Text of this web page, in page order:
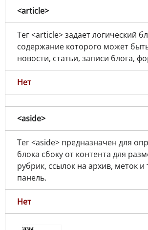
<article>
Тег <article> задает логический
содержание которого может
новости, статьи, записи блога,
Нет
<aside>
Тег <aside> предназначен для
блока сбоку от контента для
рубрик, ссылок на архив, меток и
панель.
Нет